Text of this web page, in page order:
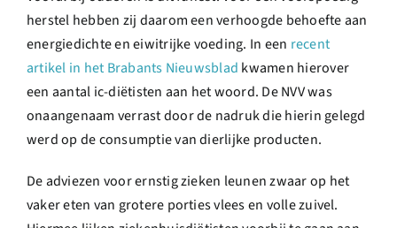
herstel hebben zij daarom een verhoogde behoefte aan
energiedichte en eiwitrijke voeding. In een recent
artikel in het Brabants Nieuwsblad kwamen hierover
een aantal ic-diëtisten aan het woord. De NVV was
onaangenaam verrast door de nadruk die hierin gelegd
werd op de consumptie van dierlijke producten.
De adviezen voor ernstig zieken leunen zwaar op het
vaker eten van grotere porties vlees en volle zuivel.